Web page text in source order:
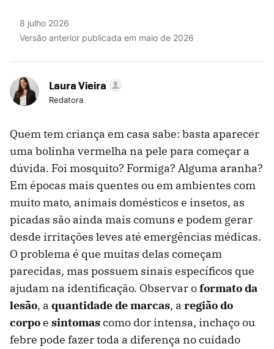
8 julho 2026
Versão anterior publicada em maio de 2026
Laura Vieira
Redatora
Quem tem criança em casa sabe: basta aparecer
uma bolinha vermelha na pele para começar a
dúvida. Foi mosquito? Formiga? Alguma aranha?
Em épocas mais quentes ou em ambientes com
muito mato, animais domésticos e insetos, as
picadas são ainda mais comuns e podem gerar
desde irritações leves até emergências médicas.
O problema é que muitas delas começam
parecidas, mas possuem sinais específicos que
ajudam na identificação. Observar oformato da
lesão, a quantidade de marcas, a região do
corpoe sintomascomo dor intensa, inchaço ou
febre pode fazer toda a diferença no cuidado